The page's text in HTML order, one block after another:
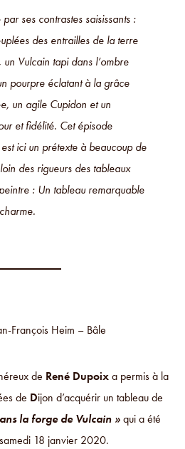
ses contrastes saisissants :
des entrailles de la terre
Vulcain tapi dans l’ombre
pourpre éclatant à la grâce
un agile Cupidon et un
et fidélité. Cet épisode
ici un prétexte à beaucoup de
des rigueurs des tableaux
: Un tableau remarquable
François Heim – Bâle
de René Dupoixa permis à la
de Dijon d’acquérir un tableau de
la forge de Vulcain »qui a été
18 janvier 2020.